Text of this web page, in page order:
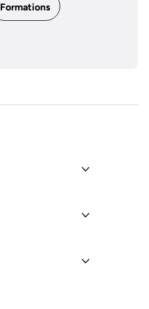
Formations